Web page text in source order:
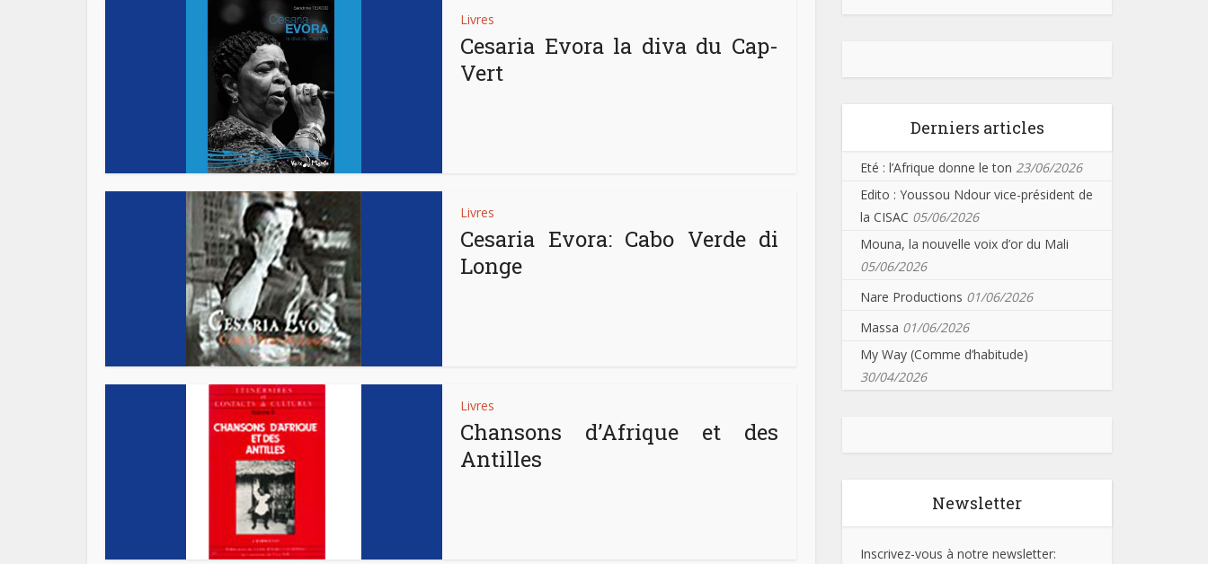
Livres
Cesaria Evora la diva du Cap-
Vert
Livres
Cesaria Evora: Cabo Verde di
Longe
Livres
Chansons d’Afrique et des
Antilles
Derniers articles
Eté : l’Afrique donne le ton 23/06/2026
Edito : Youssou Ndour vice-président de
la CISAC 05/06/2026
Mouna, la nouvelle voix d’or du Mali
05/06/2026
Nare Productions 01/06/2026
Massa 01/06/2026
My Way (Comme d’habitude)
30/04/2026
Newsletter
Inscrivez-vous à notre newsletter: